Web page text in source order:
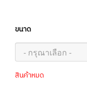
ขนาด
สินค้าหมด